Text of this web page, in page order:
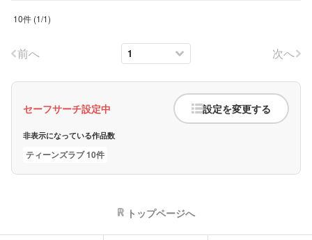
10件 (1/1)
前へ 次へ
セーフサーチ設定中 設定を変更する
非表示になっている作品数
ティーンズラブ 10件
トップページへ